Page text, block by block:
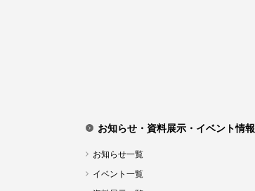
お知らせ・資料展示・イベント情報
お知らせ一覧
イベント一覧